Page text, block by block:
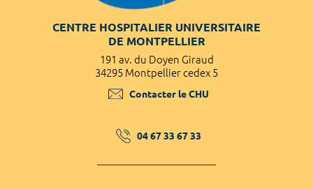
CENTRE HOSPITALIER UNIVERSITAIRE
DE MONTPELLIER
191 av. du Doyen Giraud
34295 Montpellier cedex 5
Contacter le CHU
04 67 33 67 33